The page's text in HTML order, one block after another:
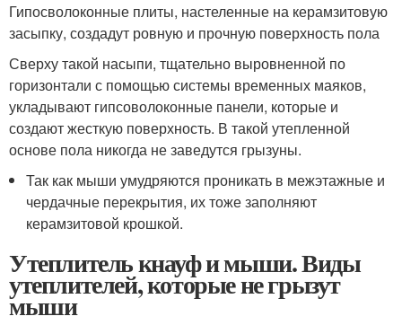
Гипосволоконные плиты, настеленные на керамзитовую
засыпку, создадут ровную и прочную поверхность пола
Сверху такой насыпи, тщательно выровненной по
горизонтали с помощью системы временных маяков,
укладывают гипсоволоконные панели, которые и
создают жесткую поверхность. В такой утепленной
основе пола никогда не заведутся грызуны.
Так как мыши умудряются проникать в межэтажные и
чердачные перекрытия, их тоже заполняют
керамзитовой крошкой.
Утеплитель кнауф и мыши. Виды
утеплителей, которые не грызут
мыши